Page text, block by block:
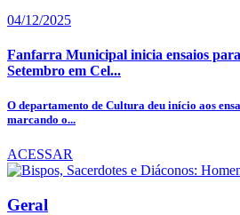
04/12/2025
Fanfarra Municipal inicia ensaios
Setembro em Cel...
O departamento de Cultura deu início aos
marcando o...
ACESSAR
Geral